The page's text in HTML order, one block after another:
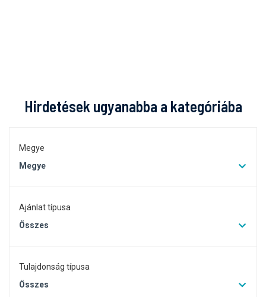
Hirdetések ugyanabba a kategóriába
Megye
Megye
Ajánlat típusa
Összes
Tulajdonság típusa
Összes